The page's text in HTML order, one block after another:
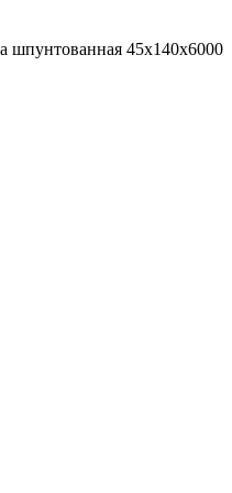
шпунтованная 45х140х6000